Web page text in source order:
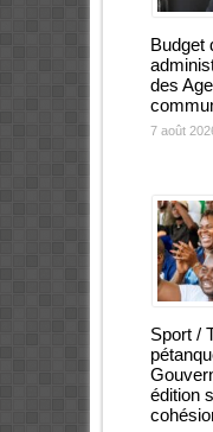
Budget
des
7 août
Sport /
édition